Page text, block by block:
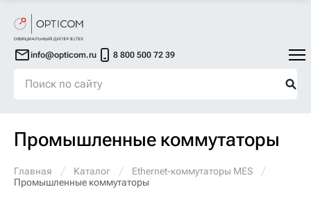
info@opticom.ru 8 800 500 72 39
Промышленные коммутаторы
Главная Каталог
Ethernet-коммутаторы MES
Промышленные коммутаторы